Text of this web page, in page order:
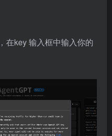
在key 输入框中输入你的